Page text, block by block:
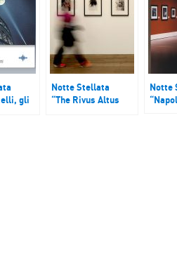
gli
Notte Stellata
“The Rivus Altus
Notte